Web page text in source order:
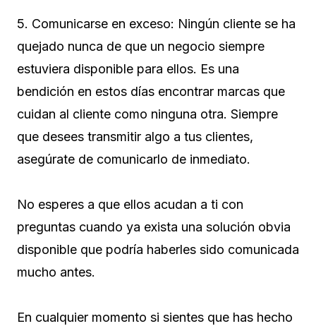
5. Comunicarse en exceso: Ningún cliente se ha
quejado nunca de que un negocio siempre
estuviera disponible para ellos. Es una
bendición en estos días encontrar marcas que
cuidan al cliente como ninguna otra. Siempre
que desees transmitir algo a tus clientes,
asegúrate de comunicarlo de inmediato.
No esperes a que ellos acudan a ti con
preguntas cuando ya exista una solución obvia
disponible que podría haberles sido comunicada
mucho antes.
En cualquier momento si sientes que has hecho